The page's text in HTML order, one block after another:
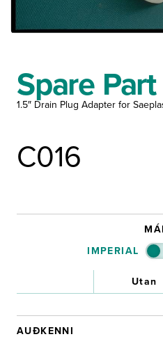
Spare
1.5″ Drain Plug Adapter for
C016
IMPERIAL
Utan
AUÐKENNI